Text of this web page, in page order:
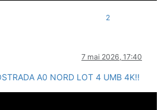
2
7 mai 2026, 17:40
A0 NORD LOT 4 UMB 4K!!